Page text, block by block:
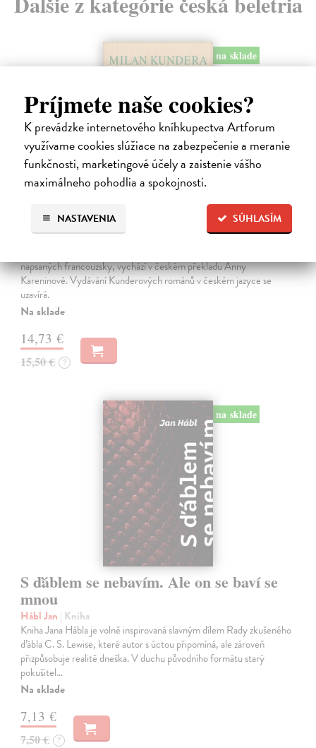
Príjmete naše cookies?
K prevádzke internetového kníhkupectva Artforum
využívame cookies slúžiace na zabezpečenie a meranie
funkčnosti, marketingové účely a zaistenie vášho
maximálneho pohodlia a spokojnosti.
SÚHLASÍM
NASTAVENIA
na sklade
Pomalost
Kundera Milan| Kniha
napsaných francouzsky, vychází v českém překladu Anny
Kareninové. Vydávání Kunderových románů v českém jazyce se
uzavírá.
Na sklade
14,73 €
15,50 € ?
na sklade
S ďáblem se nebavím. Ale on se baví se
mnou
Hábl Jan | Kniha
Kniha Jana Hábla je volně inspirovaná slavným dílem Rady zkušeného
ďábla C. S. Lewise, které autor s úctou připomíná, ale zároveň
přizpůsobuje realitě dneška. V duchu původního formátu starý
pokušitel…
Na sklade
7,13 €
7,50 € ?